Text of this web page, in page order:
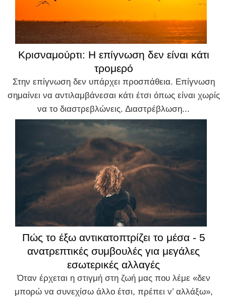
Κρισναμούρτι: Η επίγνωση δεν είναι κάτι
τρομερό
Στην επίγνωση δεν υπάρχει προσπάθεια. Επίγνωση
σημαίνει να αντιλαμβάνεσαι κάτι έτσι όπως είναι χωρίς
να το διαστρεβλώνεις. Διαστρέβλωση...
Πώς το έξω αντικατοπτρίζει το μέσα - 5
ανατρεπτικές συμβουλές για μεγάλες
εσωτερικές αλλαγές
Όταν έρχεται η στιγμή στη ζωή μας που λέμε «δεν
μπορώ να συνεχίσω άλλο έτσι, πρέπει ν’ αλλάξω»,